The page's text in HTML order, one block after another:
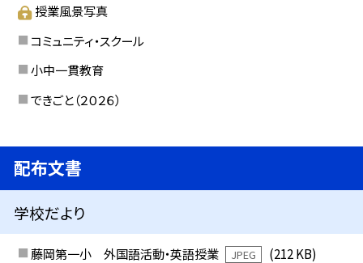
授業風景写真
コミュニティ・スクール
小中一貫教育
できごと（２０２６）
配布文書
学校だより
藤岡第一小 外国語活動・英語授業 JPEG
(212 KB)